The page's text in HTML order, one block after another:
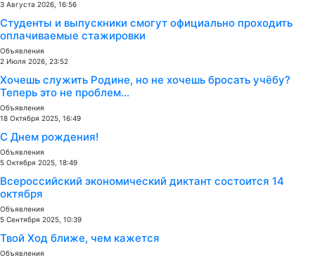
3 Августа 2026, 16:56
Студенты и выпускники смогут официально проходить
оплачиваемые стажировки
Объявления
2 Июля 2026, 23:52
Хочешь служить Родине, но не хочешь бросать учёбу?
Теперь это не проблем...
Объявления
18 Октября 2025, 16:49
С Днем рождения!
Объявления
5 Октября 2025, 18:49
Всероссийский экономический диктант состоится 14
октября
Объявления
5 Сентября 2025, 10:39
Твой Ход ближе, чем кажется
Объявления